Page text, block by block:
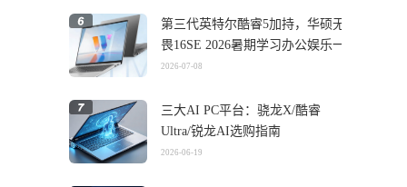
第三代英特尔酷睿5加持，华硕无
畏16SE 2026暑期学习办公娱乐一
机搞定
2026-07-08
三大AI PC平台：骁龙X/酷睿
Ultra/锐龙AI选购指南
2026-06-19